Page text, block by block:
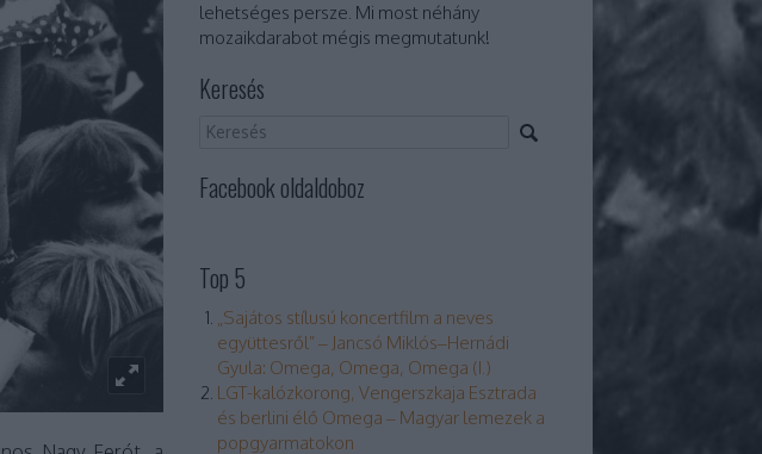
lehetséges persze. Mi most néhány
mozaikdarabot mégis megmutatunk!
Keresés
Facebook oldaldoboz
Top 5
„Sajátos stílusú koncertfilm a neves
együttesről” – Jancsó Miklós–Hernádi
Gyula: Omega, Omega, Omega (I.)
LGT-kalózkorong, Vengerszkaja Esztrada
és berlini élő Omega – Magyar lemezek a
popgyarmatokon